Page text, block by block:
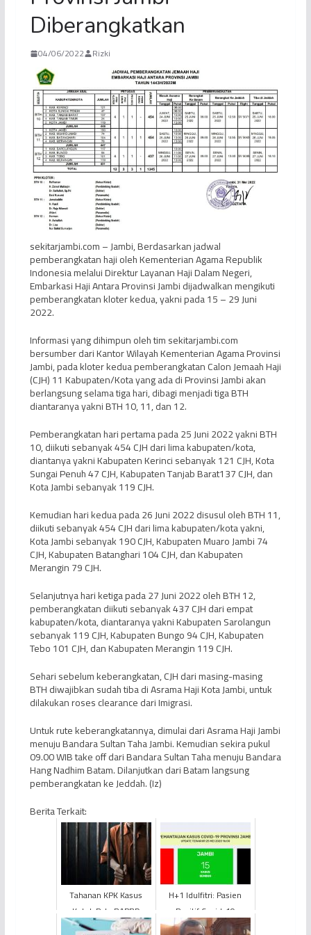
Diberangkatkan
04/06/2022 Rizki
sekitarjambi.com – Jambi, Berdasarkan jadwal
pemberangkatan haji oleh Kementerian Agama Republik
Indonesia melalui Direktur Layanan Haji Dalam Negeri,
Embarkasi Haji Antara Provinsi Jambi dijadwalkan mengikuti
pemberangkatan kloter kedua, yakni pada 15 – 29 Juni
2022.
Informasi yang dihimpun oleh tim sekitarjambi.com
bersumber dari Kantor Wilayah Kementerian Agama Provinsi
Jambi, pada kloter kedua pemberangkatan Calon Jemaah Haji
(CJH) 11 Kabupaten/Kota yang ada di Provinsi Jambi akan
berlangsung selama tiga hari, dibagi menjadi tiga BTH
diantaranya yakni BTH 10, 11, dan 12.
Pemberangkatan hari pertama pada 25 Juni 2022 yakni BTH
10, diikuti sebanyak 454 CJH dari lima kabupaten/kota,
diantanya yakni Kabupaten Kerinci sebanyak 121 CJH, Kota
Sungai Penuh 47 CJH, Kabupaten Tanjab Barat137 CJH, dan
Kota Jambi sebanyak 119 CJH.
Kemudian hari kedua pada 26 Juni 2022 disusul oleh BTH 11,
diikuti sebanyak 454 CJH dari lima kabupaten/kota yakni,
Kota Jambi sebanyak 190 CJH, Kabupaten Muaro Jambi 74
CJH, Kabupaten Batanghari 104 CJH, dan Kabupaten
Merangin 79 CJH.
Selanjutnya hari ketiga pada 27 Juni 2022 oleh BTH 12,
pemberangkatan diikuti sebanyak 437 CJH dari empat
kabupaten/kota, diantaranya yakni Kabupaten Sarolangun
sebanyak 119 CJH, Kabupaten Bungo 94 CJH, Kabupaten
Tebo 101 CJH, dan Kabupaten Merangin 119 CJH.
Sehari sebelum keberangkatan, CJH dari masing-masing
BTH diwajibkan sudah tiba di Asrama Haji Kota Jambi, untuk
dilakukan roses clearance dari Imigrasi.
Untuk rute keberangkatannya, dimulai dari Asrama Haji Jambi
menuju Bandara Sultan Taha Jambi. Kemudian sekira pukul
09.00 WIB take off dari Bandara Sultan Taha menuju Bandara
Hang Nadhim Batam. Dilanjutkan dari Batam langsung
pemberangkatan ke Jeddah. (Iz)
Berita Terkait:
Tahanan KPK Kasus
Ketok Palu RAPBD
Provinsi Jambi Tahun
H+1 Idulfitri: Pasien
Positif Covid-19
Bertambah dan Hampir